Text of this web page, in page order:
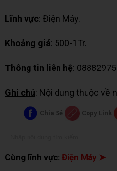
Lĩnh vực: Điện Máy.
Khoảng giá: 500-1Tr.
Thông tin liên hệ:
Ghi chú: Nội dung thuộc về
Chia Sẻ Copy Link
Cùng lĩnh vực: Điện Máy ➤